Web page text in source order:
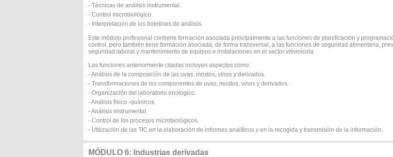
- Técnicas de análisis instrumental.
- Control microbiológico.
- Interpretación de los boletines de análisis.
Este módulo profesional contiene formación asociada principalmente a las funciones de planificación y
control, pero también tiene formación asociada, de forma transversal, a las funciones de seguridad alimentaria,
seguridad laboral y mantenimiento de equipos e instalaciones en el sector vitivinícola.
Las funciones anteriormente citadas incluyen aspectos como:
- Análisis de la composición de las uvas, mostos, vinos y derivados.
- Transformaciones de los componentes de uvas, mostos, vinos y derivados.
- Organización del laboratorio enológico.
- Análisis físico -químicos.
- Análisis instrumental.
- Control de los procesos microbiológicos.
- Utilización de las TIC en la elaboración de informes analíticos y en la recogida y transmisión de la información.
MÓDULO 6: Industrias derivadas